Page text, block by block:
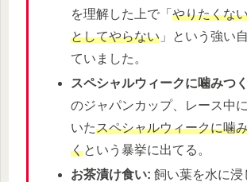
を理解した上で「やりたくな
としてやらない 」という強い
ていました。
スペシャルウィークに噛みつ
のジャパンカップ、レース中
いたスペシャルウィークに噛
くという暴挙に出てる。
お茶漬け食い: 飼い葉を水に浸